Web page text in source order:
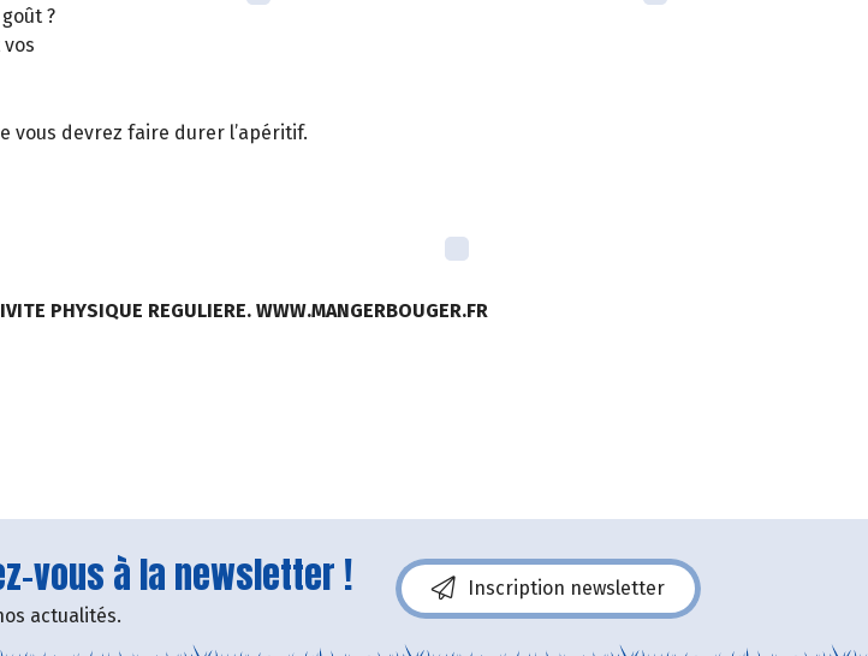
?
vous devrez faire durer l’apéritif.
PHYSIQUE REGULIERE. WWW.MANGERBOUGER.FR
vous à la newsletter !
actualités.
Inscription newsletter